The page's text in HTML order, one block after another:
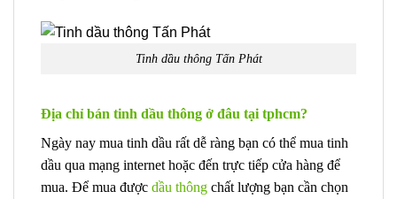
Tinh dầu thông Tấn Phát
Địa chỉ bán tinh dầu thông ở đâu tại tphcm?
Ngày nay mua tinh dầu rất dễ ràng bạn có thể mua tinh
dầu qua mạng internet hoặc đến trực tiếp cửa hàng để
mua. Để mua được dầu thông chất lượng bạn cần chọn